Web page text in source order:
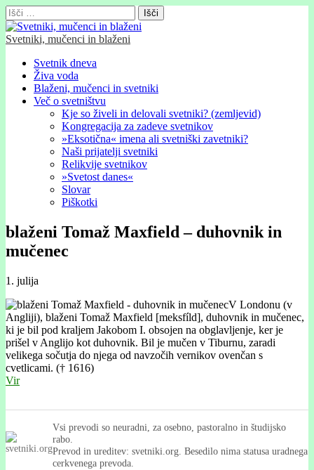
Išči:
Svetniki, mučenci in blaženi
Glavni
meni
Skip
content
Svetnik dneva
Živa voda
Blaženi, mučenci in svetniki
Več o svetništvu
Kje so živeli in delovali svetniki? (zemljevid)
Kongregacija za zadeve svetnikov
»Eksotična« imena ali svetniški zavetniki?
Naši prijatelji svetniki
Relikvije svetnikov
»Svetost danes«
Slovar
Piškotki
blaženi Tomaž Maxfield – duhovnik in
mučenec
1. julija
V Londonu (v
Angliji), blaženi Tomaž Maxfield [meksfíld], duhovnik in mučenec,
ki je bil pod kraljem Jakobom I. obsojen na obglavljenje, ker je
prišel v Anglijo kot duhovnik. Bil je mučen v Tiburnu, zaradi
velikega sočutja do njega od navzočih vernikov ovenčan s
cvetlicami. († 1616)
Vir
Vsi prevodi so neuradni, za osebno, pastoralno in študijsko
rabo.
Prevod in ureditev: svetniki.org. Besedilo nima statusa uradnega
cerkvenega prevoda.